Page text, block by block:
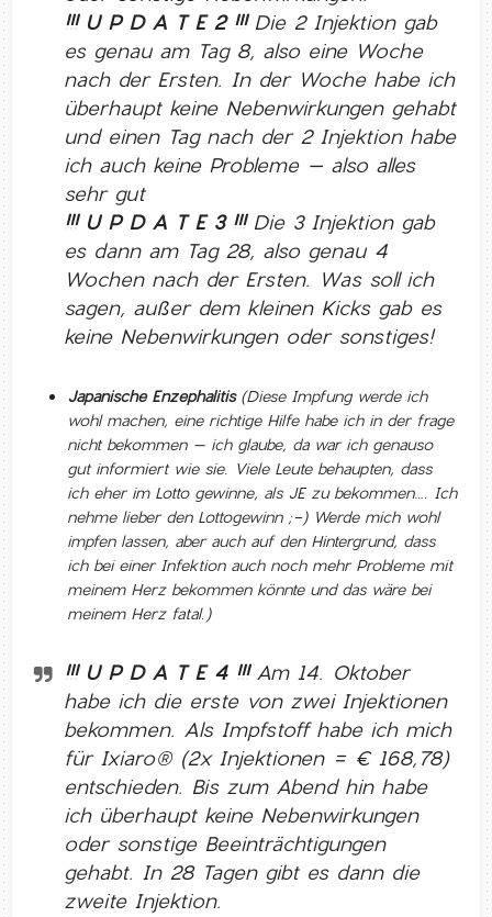
!!! U P D A T E 2 !!! Die 2 Injektion gab
es genau am Tag 8, also eine Woche
nach der Ersten. In der Woche habe ich
überhaupt keine Nebenwirkungen gehabt
und einen Tag nach der 2 Injektion habe
ich auch keine Probleme – also alles
sehr gut
!!! U P D A T E 3 !!!Die 3 Injektion gab
es dann am Tag 28, also genau 4
Wochen nach der Ersten. Was soll ich
sagen, außer dem kleinen Kicks gab es
keine Nebenwirkungen oder sonstiges!
Japanische Enzephalitis(Diese Impfung werde ich
wohl machen, eine richtige Hilfe habe ich in der frage
nicht bekommen – ich glaube, da war ich genauso
gut informiert wie sie. Viele Leute behaupten, dass
ich eher im Lotto gewinne, als JE zu bekommen…. Ich
nehme lieber den Lottogewinn ;-) Werde mich wohl
impfen lassen, aber auch auf den Hintergrund, dass
ich bei einer Infektion auch noch mehr Probleme mit
meinem Herz bekommen könnte und das wäre bei
meinem Herz fatal.)
!!! U P D A T E 4 !!! Am 14. Oktober
habe ich die erste von zwei Injektionen
bekommen. Als Impfstoff habe ich mich
für Ixiaro® (2x Injektionen = € 168,78)
entschieden. Bis zum Abend hin habe
ich überhaupt keine Nebenwirkungen
oder sonstige Beeinträchtigungen
gehabt. In 28 Tagen gibt es dann die
zweite Injektion.